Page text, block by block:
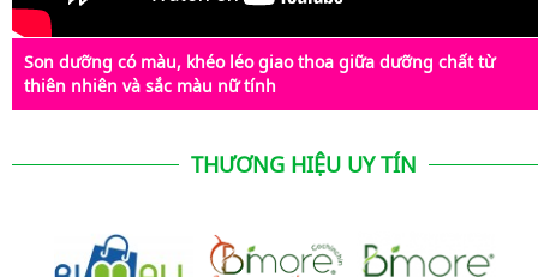
Son dưỡng có màu, khéo léo giao thoa giữa dưỡng chất từ
thiên nhiên và sắc màu nữ tính
THƯƠNG HIỆU UY TÍN